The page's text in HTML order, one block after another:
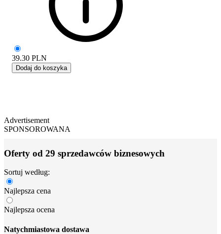
39.30 PLN
Dodaj do koszyka
Advertisement
SPONSOROWANA
Oferty od 29 sprzedawców biznesowych
Sortuj według:
Najlepsza cena
Najlepsza ocena
Natychmiastowa dostawa